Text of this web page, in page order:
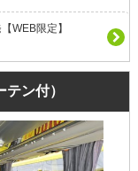
限定】
ン付）